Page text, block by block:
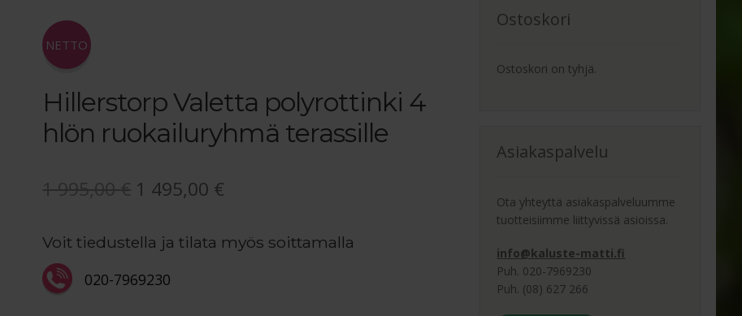
NETTO
Hillerstorp Valetta polyrottinki 4
hlön ruokailuryhmä terassille
1 995,00€ Alkuperäinen
oli:
1
1 495,00 €
on:
Voit tiedustella ja tilata myös soittamalla
020-7969230
Ostoskori
Ostoskori on tyhjä.
Asiakaspalvelu
Ota yhteyttä asiakaspalveluumme
tuotteisiimme liittyvissä asioissa.
info@kaluste-matti.fi
Puh. 020-7969230
Puh. (08) 627 266